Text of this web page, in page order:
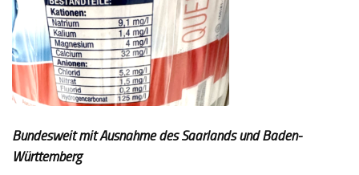
Bundesweit mit Ausnahme des Saarlands und Baden-
Württemberg